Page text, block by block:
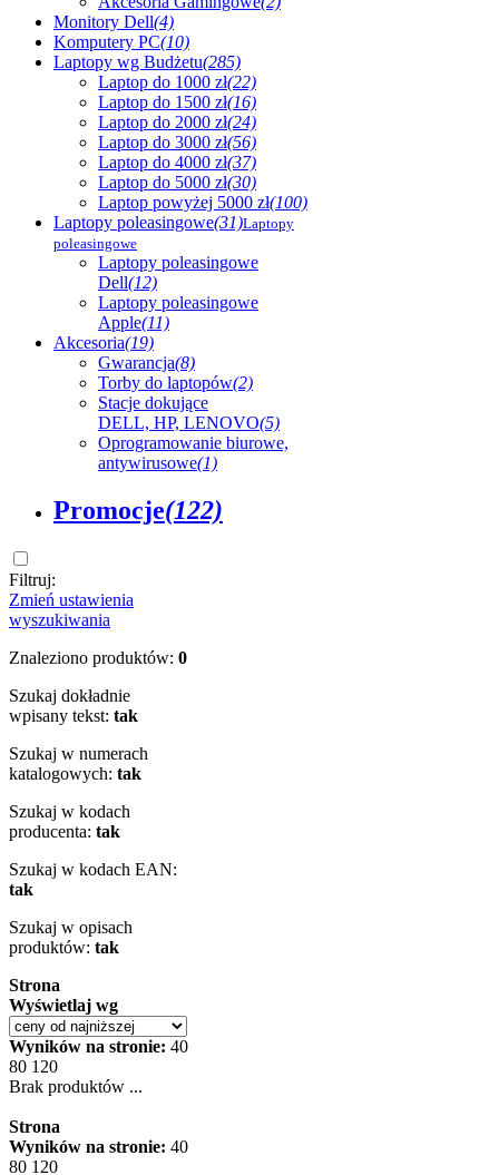
Monitory Dell(4)
Komputery PC(10)
Laptopy wg Budżetu(285)
Laptop do 1000 zł(22)
Laptop do 1500 zł(16)
Laptop do 2000 zł(24)
Laptop do 3000 zł(56)
Laptop do 4000 zł(37)
Laptop do 5000 zł(30)
Laptop powyżej 5000 zł(100)
Laptopy poleasingowe(31)Laptopy
poleasingowe
Laptopy poleasingowe
Dell(12)
Laptopy poleasingowe
Apple(11)
Akcesoria(19)
Gwarancja(8)
Torby do laptopów(2)
Stacje dokujące
DELL, HP, LENOVO(5)
Oprogramowanie biurowe,
antywirusowe(1)
Promocje(122)
Filtruj:
Zmień ustawienia
wyszukiwania
Znaleziono produktów: 0
Szukaj dokładnie
wpisany tekst: tak
Szukaj w numerach
katalogowych: tak
Szukaj w kodach
producenta: tak
Szukaj w kodach EAN:
tak
Szukaj w opisach
produktów: tak
Strona
Wyświetlaj wg
Wyników na stronie: 40
80 120
Brak produktów ...
Strona
Wyników na stronie: 40
80 120